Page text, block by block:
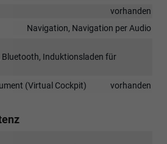
vorhanden
Navigation, Navigation per Audio
Induktionsladen für
(Virtual Cockpit)
vorhanden